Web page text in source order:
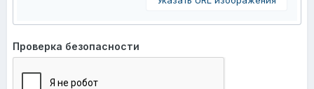
Проверка безопасности